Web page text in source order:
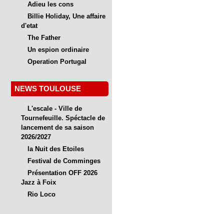
Adieu les cons
Billie Holiday, Une affaire
d'etat
The Father
Un espion ordinaire
Operation Portugal
NEWS TOULOUSE
L'escale - Ville de
Tournefeuille. Spéctacle de
lancement de sa saison
2026/2027
la Nuit des Etoiles
Festival de Comminges
Présentation OFF 2026
Jazz à Foix
Rio Loco